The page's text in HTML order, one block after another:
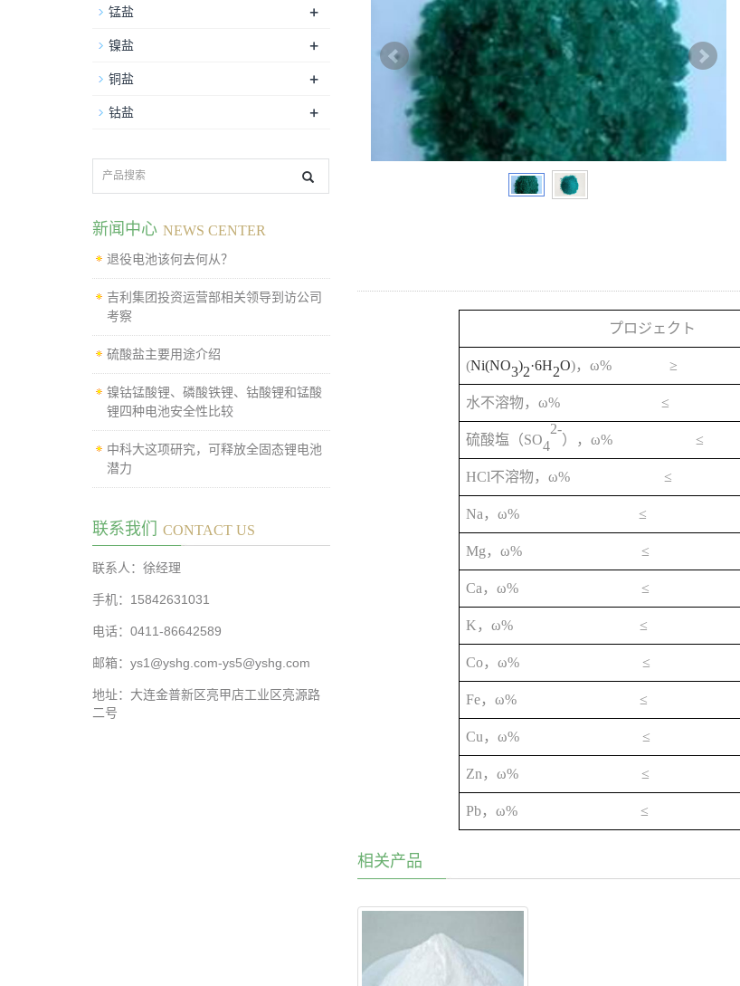
プロジェクト
(Ni(NO3)2·6H2O)，ω% ≥
水不溶物，ω% ≤
硫酸塩 （SO4
2-
），ω% ≤
HCl不溶物，ω% ≤
Na ，ω% ≤
Mg ，ω% ≤
Ca ，ω% ≤
K ，ω% ≤
Co，ω% ≤
Fe，ω% ≤
Cu ，ω% ≤
Zn ，ω% ≤
Pb，ω% ≤
相关产品
锰盐 +
镍盐 +
铜盐 +
钴盐 +
新闻中心 NEWS CENTER
退役电池该何去何从？
吉利集团投资运营部相关领导到访公司
考察
硫酸盐主要用途介绍
镍钴锰酸锂、磷酸铁锂、钴酸锂和锰酸
锂四种电池安全性比较
中科大这项研究，可释放全固态锂电池
潜力
联系我们 CONTACT US
联系人：徐经理
手机：15842631031
电话：0411-86642589
邮箱：ys1@yshg.com-ys5@yshg.com
地址：大连金普新区亮甲店工业区亮源路
二号